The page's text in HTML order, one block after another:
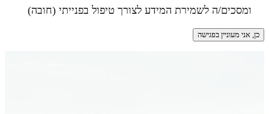
ומסכים/ה לשמירת המידע לצורך טיפול בפנייתי (חובה)